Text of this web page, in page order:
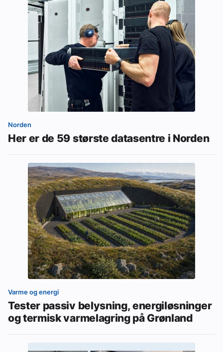
Norden
Her er de 59 største datasentre i Norden
Varme og energi
Tester passiv belysning, energiløsninger
og termisk varmelagring på Grønland